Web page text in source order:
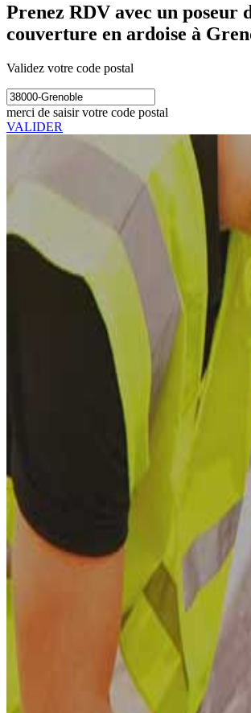
Prenez RDV avec un poseur
couverture en ardoise à
Validez votre code postal
merci de saisir votre code postal
VALIDER